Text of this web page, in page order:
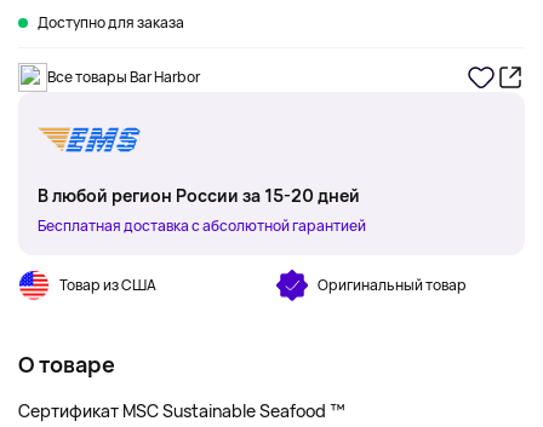
Доступно для заказа
Все товары Bar Harbor
В любой регион России за 15-20 дней
Бесплатная доставка с абсолютной гарантией
Товар из США Оригинальный товар
О товаре
Сертификат MSC Sustainable Seafood ™